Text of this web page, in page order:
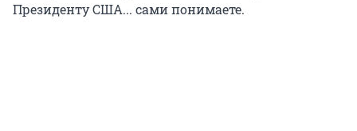
Президенту США... сами понимаете.